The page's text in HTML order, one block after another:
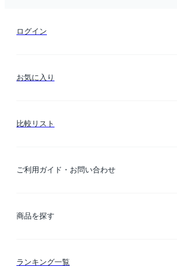
ログイン
お気に入り
比較リスト
ご利用ガイド・お問い合わせ
ご利用ガイド
商品を探す
カテゴリー検索
ランキング一覧